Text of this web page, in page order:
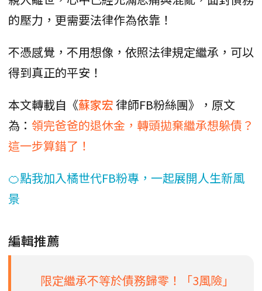
的壓力，更需要法律作為依靠！
不憑感覺，不用想像，依照法律規定繼承，可以
得到真正的平安！
本文轉載自《蘇家宏律師FB粉絲團》，原文
為： 領完爸爸的退休金，轉頭拋棄繼承想躲債？
這一步算錯了！
🍊點我加入橘世代FB粉專，一起展開人生新風
景
編輯推薦
限定繼承不等於債務歸零！「3風險」